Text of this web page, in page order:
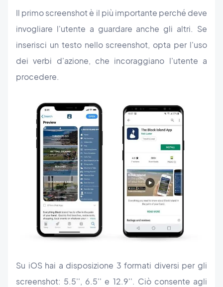
Il primo screenshot è il più importante perché deve
invogliare l'utente a guardare anche gli altri. Se
inserisci un testo nello screenshot, opta per l'uso
dei verbi d'azione, che incoraggiano l'utente a
procedere.
Su iOS hai a disposizione 3 formati diversi per gli
screenshot: 5.5'', 6.5'' e 12.9''. Ciò consente agli